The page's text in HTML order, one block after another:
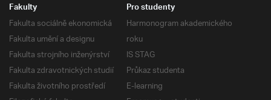
Fakulty
Fakulta sociálně ekonomická
Fakulta umění a designu
Fakulta strojního inženýrství
Fakulta zdravotnických studií
Fakulta životního prostředí
Pro studenty
Harmonogram akademického
roku
IS STAG
Průkaz studenta
E-learning